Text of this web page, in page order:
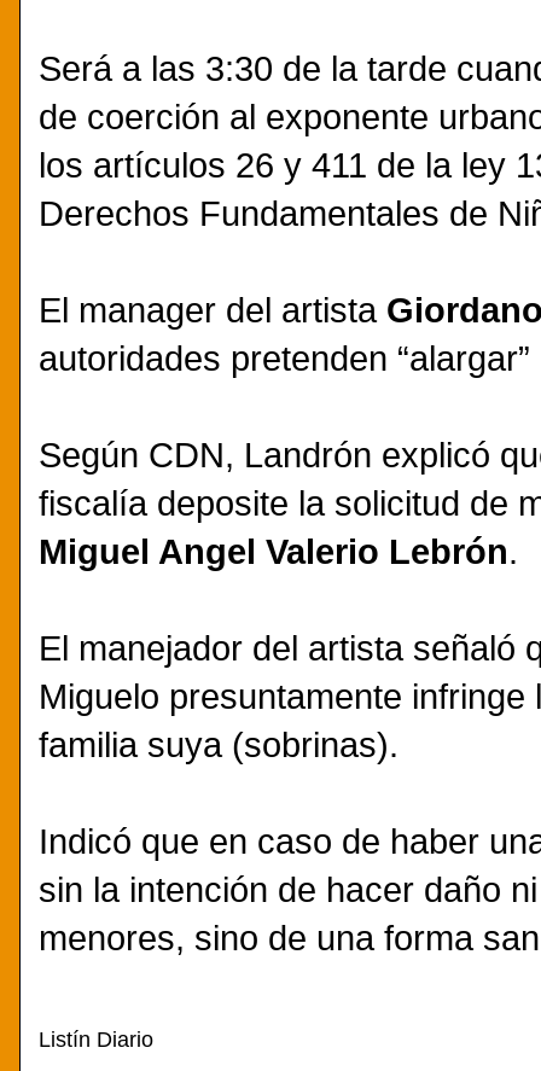
Será a las 3:30 de la tarde
de coerción al exponente
los artículos 26 y 411 de la ley
Derechos Fundamentales de
El manager del artista
autoridades pretenden
Según CDN, Landrón explicó
fiscalía deposite la solicitud de
Miguel Angel Valerio Lebrón.
El manejador del artista señaló
Miguelo presuntamente
familia suya (sobrinas).
Indicó que en caso de haber
sin la intención de hacer daño
menores, sino de una forma
Listín Diario